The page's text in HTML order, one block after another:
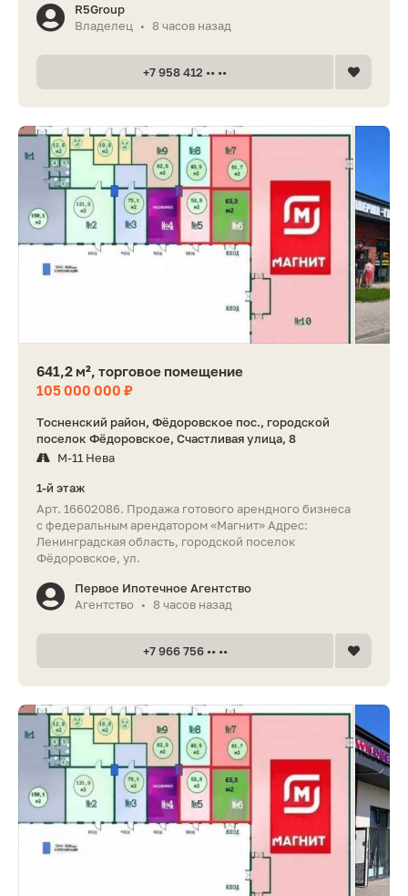
R5Group
Владелец
• 8 часов назад
+7 958 412 •• ••
641,2 м², торговое помещение
105 000 000 ₽
Тосненский район, Фёдоровское пос., городской
поселок Фёдоровское, Счастливая улица, 8
М-11 Нева
1-й этаж
Арт. 16602086. Продажа готового арендного бизнеса
с федеральным арендатором «Магнит» Адрес:
Ленинградская область, городской поселок
Фёдоровское, ул.
Первое Ипотечное Агентство
Агентство
• 8 часов назад
+7 966 756 •• ••